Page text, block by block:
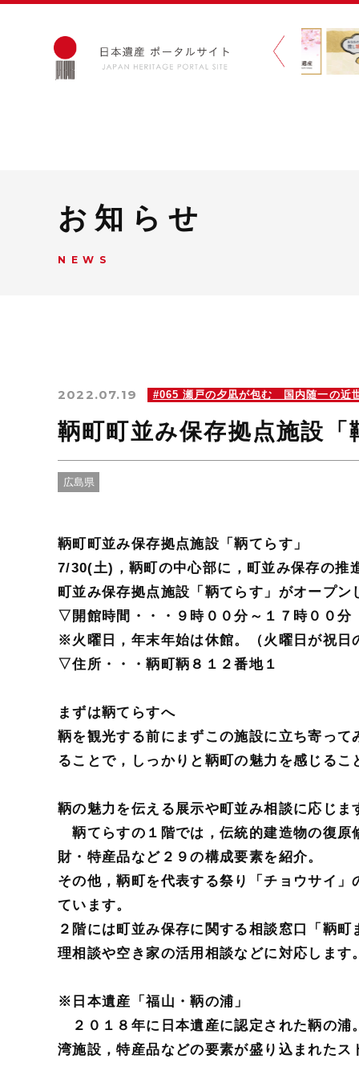
お知らせ
NEWS
2022.07.19 #065 瀬戸の夕凪が包む 国内随一の近
鞆町町並み保存拠点施設
広島県
鞆町町並み保存拠点施設「鞆てらす」
7/30(土)，鞆町の中心部に，町並み保存の推
町並み保存拠点施設「鞆てらす」がオープン
▽開館時間・・・９時００分～１７時００分
※火曜日，年末年始は休館。（火曜日が祝日
▽住所・・・鞆町鞆８１２番地１
まずは鞆てらすへ
鞆を観光する前にまずこの施設に立ち寄っ
ることで，しっかりと鞆町の魅力を感じるこ
鞆の魅力を伝える展示や町並み相談に応じま
鞆てらすの１階では，伝統的建造物の復
財・特産品など２９の構成要素を紹介。
その他，鞆町を代表する祭り「チョウサイ
ています。
２階には町並み保存に関する相談窓口「鞆
理相談や空き家の活用相談などに対応します
※日本遺産「福山・鞆の浦」
２０１８年に日本遺産に認定された鞆の浦
湾施設，特産品などの要素が盛り込まれたス